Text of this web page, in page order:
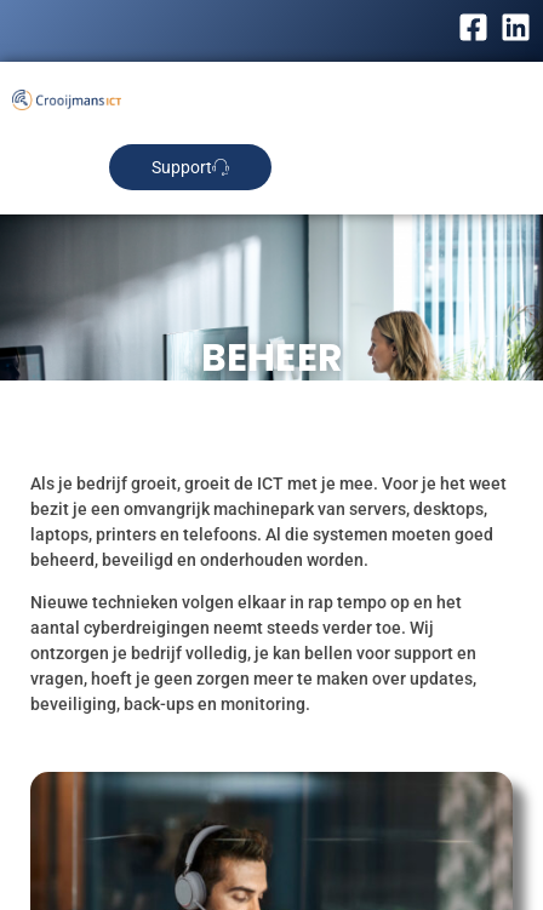
Support
BEHEER
Als je bedrijf groeit, groeit de ICT met je mee. Voor je het weet
bezit je een omvangrijk machinepark van servers, desktops,
laptops, printers en telefoons. Al die systemen moeten goed
beheerd, beveiligd en onderhouden worden.
Nieuwe technieken volgen elkaar in rap tempo op en het
aantal cyberdreigingen neemt steeds verder toe. Wij
ontzorgen je bedrijf volledig, je kan bellen voor support en
vragen, hoeft je geen zorgen meer te maken over updates,
beveiliging, back-ups en monitoring.